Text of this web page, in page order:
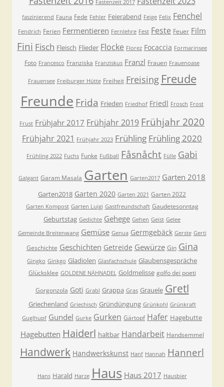
Fastenzeit 2017
faszinierend Fauna Fede Fehler Feierabend Feige Felix Fenchel
Fendrich Ferien Fermentieren Fernlehre Fest Feste Feuer Film
Fini Fisch Fleisch Flieder Flocke Florez Focaccia Formarinsee
Foto Francesco Franziska Franziskus Franzl Frauen Frauenoase
Frauensee Freiburger Hütte Freiheit Freising Freude
Freunde Frida Frieden Friedhof Friedl Frosch Frost
Frust Frühjahr 2017 Frühjahr 2019 Frühjahr 2020
Frühjahr 2021 Frühjahr 2023 Frühling Frühling 2020
Frühling 2022 Fuchs Funke Fußball Fåsnåcht Fülle Gabi
Galgant Garam Masala Garten Garten2017 Garten 2018
Garten2018 Garten 2020 Garten 2021 Garten 2022
Garten Kompost Garten Luigi Gastfreundschaft Gaudetesonntag
Geburtstag Gedichte Gehege Gehen Geist Gelee
Gemeinde Breitenwang Gemüse Genua Germgebäck Gerste Gerti
Geschichte Geschichten Getreide Gewürze Gin Gina
Gingko Ginkgo Gladiolen Glasfachschule Glaubensgespräche
Glücksklee GOLDENE NÄHNADEL Goldmelisse golfo dei poeti
Gorgonzola Goti Grabl Grappa Gras Grauele Gretl
Griechenland Griechisch Gründüngung Grünkohl Grünkraft
Guglhupf Gundel Gurke Gurken Gärtopf Hafer Hagebutte
Hagebutten Haiderl haltbar Handarbeit Handsemmel
Handwerk Handwerkskunst Hanf Hannah Hannerl
Hans Harald Harze Haus Haus 2017 Hausbier